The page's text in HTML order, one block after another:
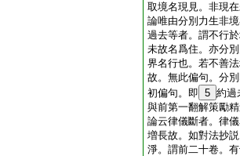
取境名現見。非現
論唯由分別力生非
過去等者。謂不行
未故名爲住。亦分
界名行也。若不善
故。無此偏句。分
初偏句。即 5 約過
與前第一翻解策勵
論云律儀斷者。律
増長故。如對法抄
淨。謂前二十卷。